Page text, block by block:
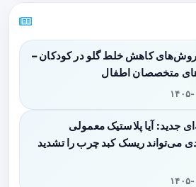
روش‌های کاهش خلط گلو در کودکان –
متخصصان اطفال
۱۷
جدید: آیا پلاستیک معمولی
می‌تواند ریسک کبد چرب را تشدید
۱۷